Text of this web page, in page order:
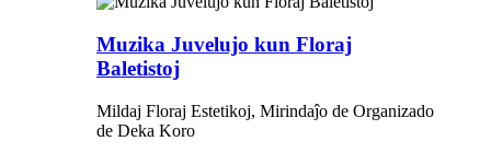
Muzika Juvelujo kun Floraj
Baletistoj
Mildaj Floraj Estetikoj, Mirindaĵo de Organizado
de Deka Koro